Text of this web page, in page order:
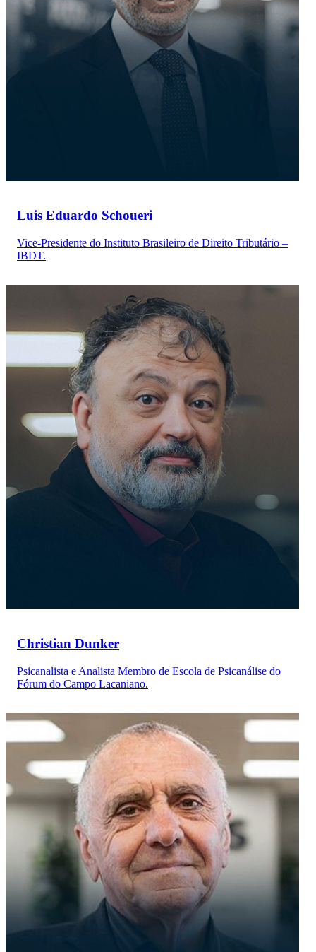
Luis Eduardo Schoueri
Vice-Presidente do Instituto Brasileiro de Direito Tributário –
IBDT.
Christian Dunker
Psicanalista e Analista Membro de Escola de Psicanálise do
Fórum do Campo Lacaniano.